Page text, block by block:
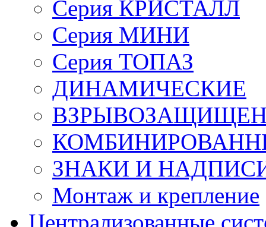
Серия КРИСТАЛЛ
Серия МИНИ
Серия ТОПАЗ
ДИНАМИЧЕСКИЕ
ЗНАКИ И
Монтаж и крепление